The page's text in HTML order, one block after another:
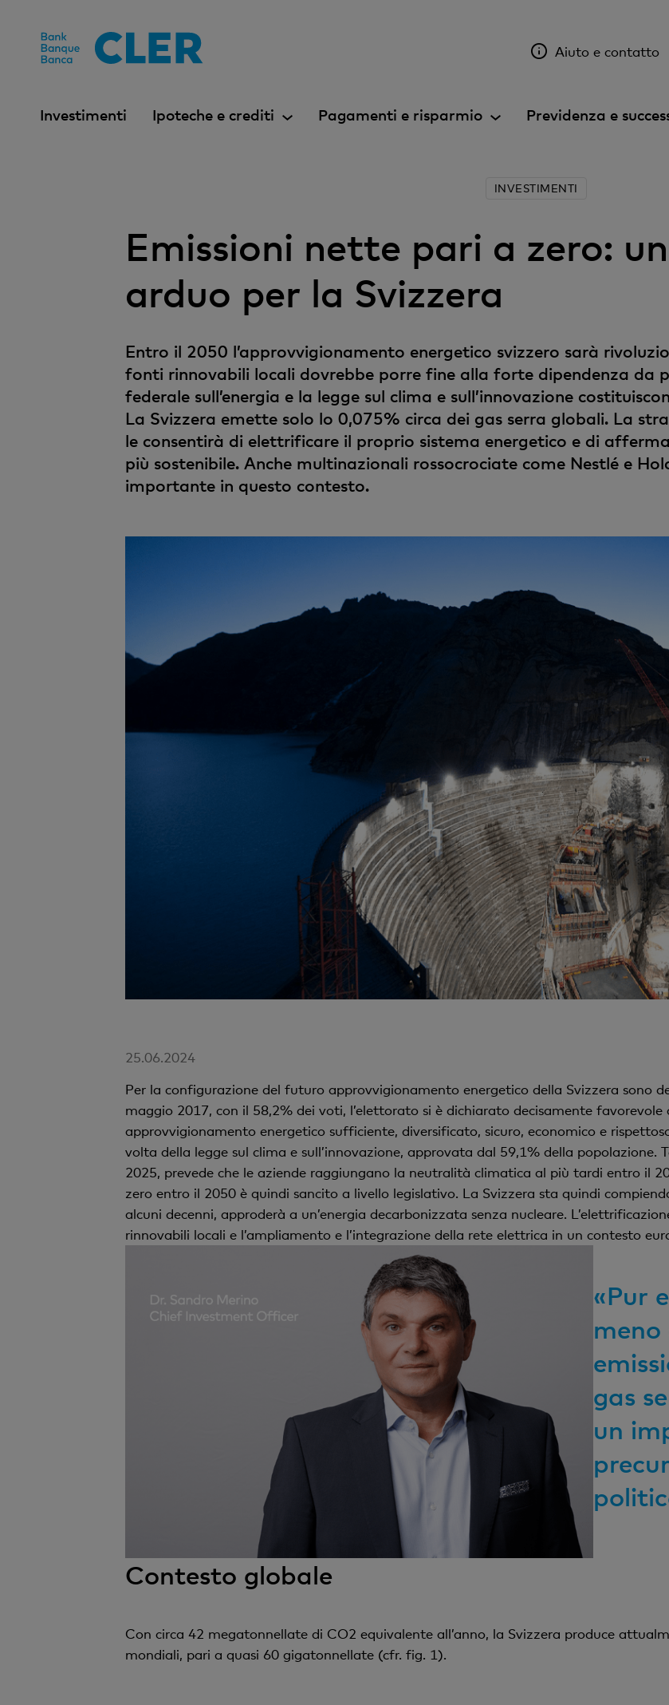
Aiuto e contatto
Investimenti Ipoteche e crediti Pagamenti e risparmio Previdenza e
INVESTIMENTI
Emissioni nette pari a zero:
arduo per la Svizzera
Entro il 2050 l’approvvigionamento energetico svizzero sarà
fonti rinnovabili locali dovrebbe porre fine alla forte dipendenza da
federale sull’energia e la legge sul clima e sull’innovazione
La Svizzera emette solo lo 0,075% circa dei gas serra globali. La
le consentirà di elettrificare il proprio sistema energetico e di
più sostenibile. Anche multinazionali rossocrociate come Nestlé e
importante in questo contesto.
25.06.2024
Per la configurazione del futuro approvvigionamento energetico della Svizzera sono
maggio 2017, con il 58,2% dei voti, l’elettorato si è dichiarato decisamente favorevole
approvvigionamento energetico sufficiente, diversificato, sicuro, economico e
volta della legge sul clima e sull’innovazione, approvata dal 59,1% della popolazione.
2025, prevede che le aziende raggiungano la neutralità climatica al più tardi entro il
zero entro il 2050 è quindi sancito a livello legislativo. La Svizzera sta quindi
alcuni decenni, approderà a un’energia decarbonizzata senza nucleare.
rinnovabili locali e l’ampliamento e l’integrazione della rete elettrica in un contesto
«Pur
meno
gas
un
Contesto globale
Con circa 42 megatonnellate di CO2 equivalente all’anno, la Svizzera produce
mondiali, pari a quasi 60 gigatonnellate (cfr. fig. 1).